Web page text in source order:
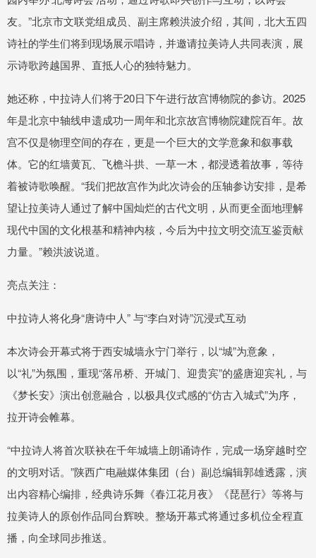
友。”北京市文联党组成员、副主席赖洪波介绍，其间，北大五四
诗社的学生们将到现场展示唱诗，并邀请拉美诗人共同表演，展
示诗歌跨越国界、直抵人心的独特魅力。
她还称，中拉诗人们将于20日下午进行故宫博物院的参访。2025
年是北京中轴线申遗成功一周年和北京故宫博物院建院百年。故
宫不仅是物理空间的存在，更是一个巨大的文学意象和叙事载
体。它的红墙黄瓦、飞檐斗拱、一草一木，都浸透着故事，等待
着被诗歌唤醒。“我们把故宫作为此次诗会的压轴参访安排，是希
望让拉美诗人通过了解中国灿烂的古代文明，从而更全面地理解
现代中国的文化根基和精神内核，今后为中拉文明交流互鉴贡献
力量。”赖洪波说道。
亮点关注：
中拉诗人将化身“唐诗中人” 与“李白对诗”沉浸式互动
本次诗会开幕式将于西安城墙永宁门举行，以“城”为意象，
以“礼”为氛围，重现“落吊桥、开城门、迎贵宾”的盛唐迎宾礼，与
《梦长安》演出创意融合，以极具仪式感的“仿古入城式”为序，
拉开诗会帷幕。
“中拉诗人将首次联袂在千年城墙上朗诵诗作，完成一场穿越时空
的文明对话。”陕西广电融媒体集团（台）副总编辑郭雄透露，演
出内容精心编排，经典诗乐舞《春江花月夜》《琵琶行》等将与
拉美诗人的原创作品同台辉映。整场开幕式将通过多机位全程直
播，向全球同步推送。